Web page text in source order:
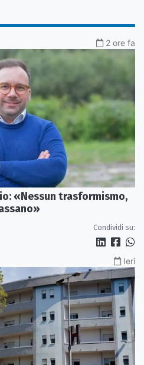
2 ore fa
«Nessun trasformismo,
Condividi su:
Ieri